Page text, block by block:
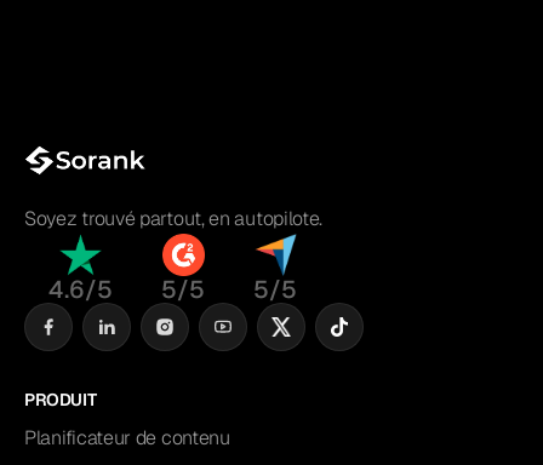
Soyez trouvé partout, en autopilote.
4.6/5 5/5 5/5
PRODUIT
Planificateur de contenu